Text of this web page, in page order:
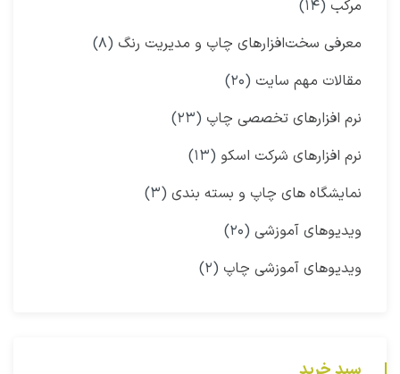
مرکب (۱۴)
معرفی سخت‌افزارهای چاپ و مدیریت رنگ (۸)
مقالات مهم سایت (۲۰)
نرم افزارهای تخصصی چاپ (۲۳)
نرم افزارهای شرکت اسکو (۱۳)
نمایشگاه‌ های چاپ و بسته بندی (۳)
ویدیوهای آموزشی (۲۰)
ویدیوهای آموزشی چاپ (۲)